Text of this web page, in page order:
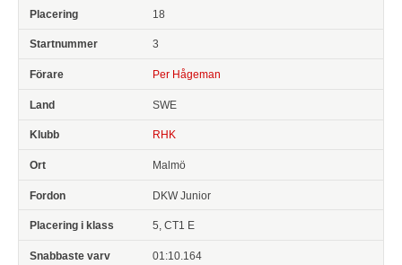
18
3
Per Hågeman
SWE
RHK
Malmö
DKW Junior
5, CT1 E
01:10.164